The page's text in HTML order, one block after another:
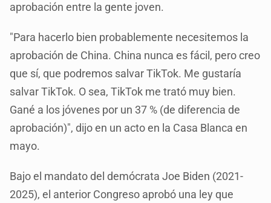
aprobación entre la gente joven.
"Para hacerlo bien probablemente necesitemos la
aprobación de China. China nunca es fácil, pero creo
que sí, que podremos salvar TikTok. Me gustaría
salvar TikTok. O sea, TikTok me trató muy bien.
Gané a los jóvenes por un 37 % (de diferencia de
aprobación)", dijo en un acto en la Casa Blanca en
mayo.
Bajo el mandato del demócrata Joe Biden (2021-
2025), el anterior Congreso aprobó una ley que